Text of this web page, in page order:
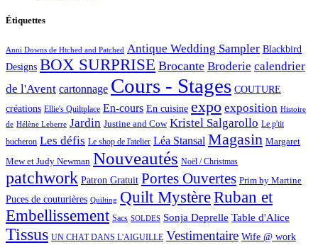
Étiquettes
Anni Downs de Htched and Patched Antique Wedding Sampler Blackbird
Designs BOX SURPRISE Brocante Broderie calendrier
de l'Avent cartonnage Cours - Stages COUTURE
créations Ellie's Quiltplace En-cours En cuisine expo exposition Histoire
de Hélène Leberre Jardin Justine and Cow Kristel Salgarollo Le p'tit
bucheron Les défis Le shop de l'atelier Léa Stansal Magasin Margaret
Mew et Judy Newman Nouveautés Noël / Christmas
patchwork Patron Gratuit Portes Ouvertes Prim by Martine
Puces de couturières Quilting Quilt MystèreRuban et
Embellissement Sacs SOLDES Sonja Deprelle Table d'Alice
Tissus UN CHAT DANS L'AIGUILLE Vestimentaire Wife @ work